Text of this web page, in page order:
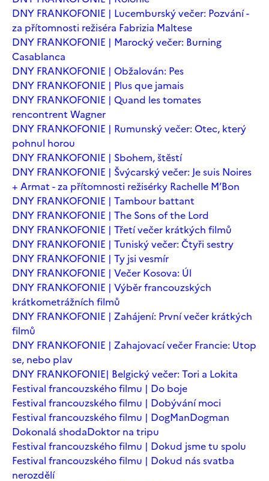
DNY FRANKOFONIE | Lucemburský večer: Pozvání -
za přítomnosti režiséra Fabrizia Maltese
DNY FRANKOFONIE | Marocký večer: Burning
Casablanca
DNY FRANKOFONIE | Obžalován: Pes
DNY FRANKOFONIE | Plus que jamais
DNY FRANKOFONIE | Quand les tomates
rencontrent Wagner
DNY FRANKOFONIE | Rumunský večer: Otec, který
pohnul horou
DNY FRANKOFONIE | Sbohem, štěstí
DNY FRANKOFONIE | Švýcarský večer: Je suis Noires
+ Armat - za přítomnosti režisérky Rachelle M’Bon
DNY FRANKOFONIE | Tambour battant
DNY FRANKOFONIE | The Sons of the Lord
DNY FRANKOFONIE | Třetí večer krátkých filmů
DNY FRANKOFONIE | Tuniský večer: Čtyři sestry
DNY FRANKOFONIE | Ty jsi vesmír
DNY FRANKOFONIE | Večer Kosova: Úl
DNY FRANKOFONIE | Výběr francouzských
krátkometrážních filmů
DNY FRANKOFONIE | Zahájení: První večer krátkých
filmů
DNY FRANKOFONIE | Zahajovací večer Francie: Utop
se, nebo plav
DNY FRANKOFONIE| Belgický večer: Tori a Lokita
Festival francouzského filmu | Do boje
Festival francouzského filmu | Dobývání moci
Festival francouzského filmu | DogManDogman
Dokonalá shodaDoktor na tripu
Festival francouzského filmu | Dokud jsme tu spolu
Festival francouzského filmu | Dokud nás svatba
nerozdělí